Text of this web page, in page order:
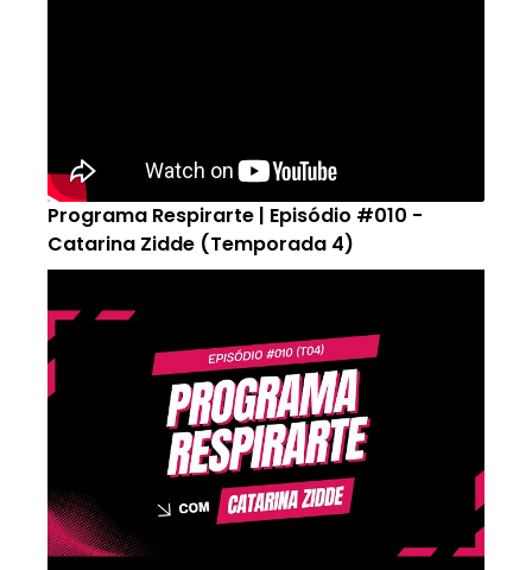
Programa Respirarte | Episódio #010 -
Catarina Zidde (Temporada 4)